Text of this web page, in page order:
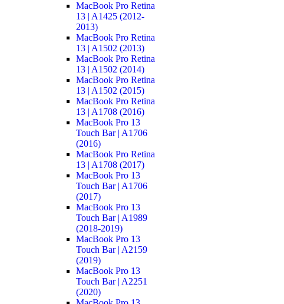
MacBook Pro Retina
13 | A1425 (2012-
2013)
MacBook Pro Retina
13 | A1502 (2013)
MacBook Pro Retina
13 | A1502 (2014)
MacBook Pro Retina
13 | A1502 (2015)
MacBook Pro Retina
13 | A1708 (2016)
MacBook Pro 13
Touch Bar | A1706
(2016)
MacBook Pro Retina
13 | A1708 (2017)
MacBook Pro 13
Touch Bar | A1706
(2017)
MacBook Pro 13
Touch Bar | A1989
(2018-2019)
MacBook Pro 13
Touch Bar | A2159
(2019)
MacBook Pro 13
Touch Bar | A2251
(2020)